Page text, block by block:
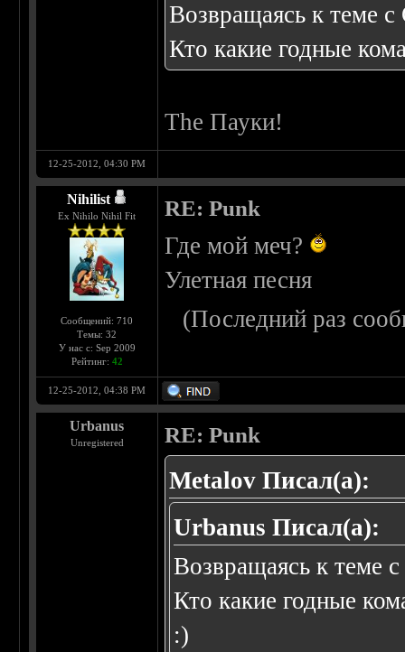
Возвращаясь к теме
Кто какие годные
The Пауки!
12-25-2012, 04:30 PM
Nihilist
Ex Nihilo Nihil Fit
Сообщений: 710
Темы: 32
У нас с: Sep 2009
Рейтинг: 42
RE: Punk
Где мой меч?
Улетная песня
(Последний раз
12-25-2012, 04:38 PM
Urbanus
Unregistered RE: Punk
Metalov Писал(а):
Urbanus Писал(а):
Возвращаясь к теме
Кто какие годные
:)